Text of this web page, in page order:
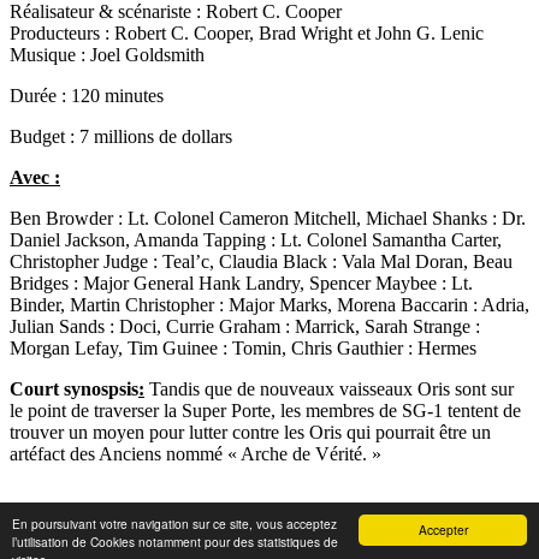
Accepter
En poursuivant votre navigation sur ce site, vous acceptez
l’utilisation de Cookies notamment pour des statistiques de
Réalisateur & scénariste : Robert C. Cooper
Producteurs : Robert C. Cooper, Brad Wright et John G. Lenic
Musique : Joel Goldsmith
Durée : 120 minutes
Budget : 7 millions de dollars
Avec :
Ben Browder : Lt. Colonel Cameron Mitchell, Michael Shanks : Dr.
Daniel Jackson, Amanda Tapping : Lt. Colonel Samantha Carter,
Christopher Judge : Teal’c, Claudia Black : Vala Mal Doran, Beau
Bridges : Major General Hank Landry, Spencer Maybee : Lt.
Binder, Martin Christopher : Major Marks, Morena Baccarin : Adria,
Julian Sands : Doci, Currie Graham : Marrick, Sarah Strange :
Morgan Lefay, Tim Guinee : Tomin, Chris Gauthier : Hermes
Court synospsis: Tandis que de nouveaux vaisseaux Oris sont sur
le point de traverser la Super Porte, les membres de SG-1 tentent de
trouver un moyen pour lutter contre les Oris qui pourrait être un
artéfact des Anciens nommé « Arche de Vérité. »
© Team DEVOME 2007 - 2026